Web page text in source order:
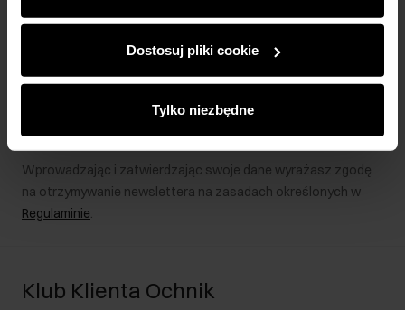
najnowszych promocjach w e-sklepie. Informacje o tym,
partnerom społecznościowym, reklamowym i
analitycznym. Partnerzy mogą połączyć te informacje z
podczas korzystania z ich usług.
Dostosuj pliki cookie
Tylko niezbędne
Zapisz się
Wprowadzając i zatwierdzając swoje dane wyrażasz zgodę
na otrzymywanie newslettera na zasadach określonych w
Regulaminie.
Klub Klienta Ochnik